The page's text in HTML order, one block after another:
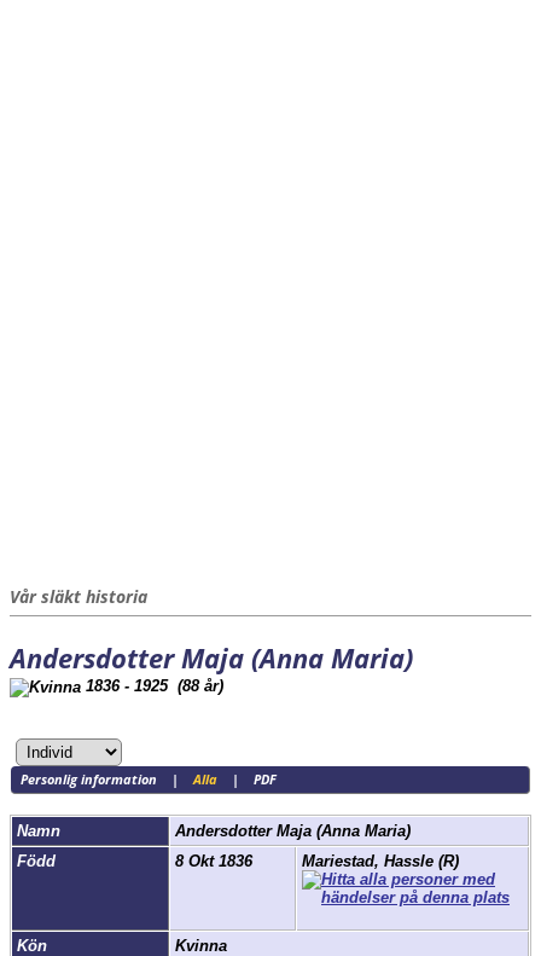
Vår släkt historia
Andersdotter Maja (Anna Maria)
1836 - 1925 (88 år)
Personlig information |Alla| PDF
Namn Andersdotter Maja (Anna Maria)
Född
8 Okt 1836 Mariestad, Hassle (R)
Kön
Kvinna